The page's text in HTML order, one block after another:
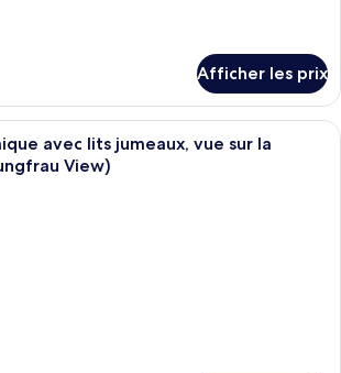
Afficher les prix
Une chambre spacieuse avec un
avec lits jumeaux, vue sur la
View)